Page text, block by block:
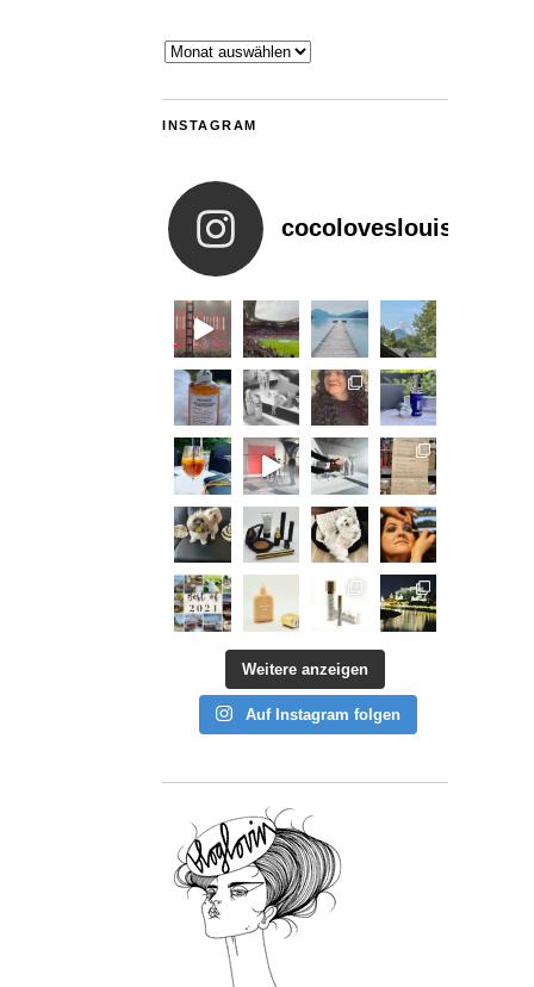
Archiv
INSTAGRAM
cocoloveslouis
Weitere anzeigen
Auf Instagram folgen